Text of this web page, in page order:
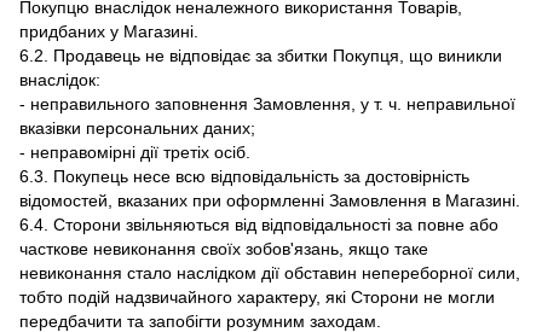
Покупцю внаслідок неналежного використання Товарів,
придбаних у Магазині.
6.2. Продавець не відповідає за збитки Покупця, що виникли
внаслідок:
- неправильного заповнення Замовлення, у т. ч. неправильної
вказівки персональних даних;
- неправомірні дії третіх осіб.
6.3. Покупець несе всю відповідальність за достовірність
відомостей, вказаних при оформленні Замовлення в Магазині.
6.4. Сторони звільняються від відповідальності за повне або
часткове невиконання своїх зобов'язань, якщо таке
невиконання стало наслідком дії обставин непереборної сили,
тобто подій надзвичайного характеру, які Сторони не могли
передбачити та запобігти розумним заходам.